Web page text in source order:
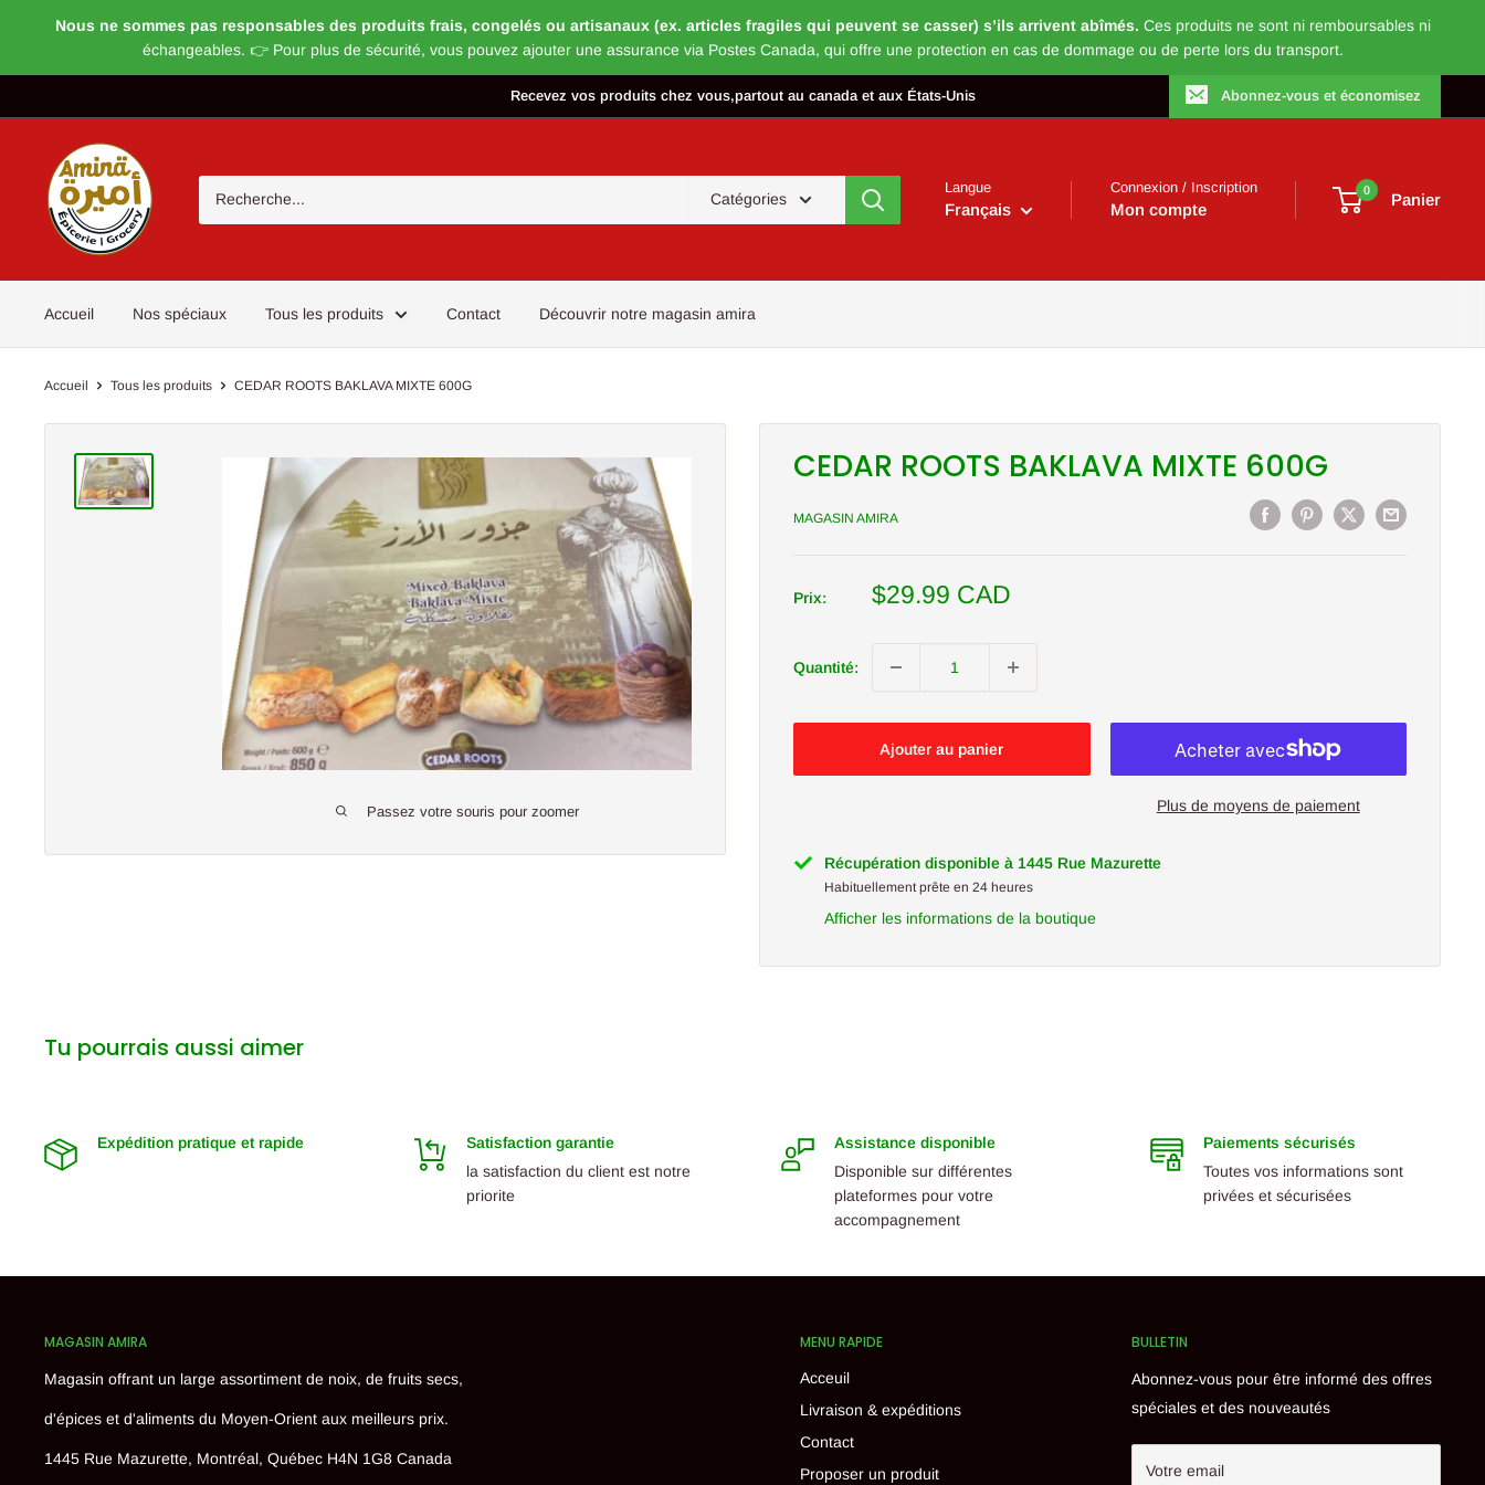
Nous ne sommes pas responsables des produits frais, congelés ou artisanaux (ex. articles fragiles qui peuvent se casser) s’ils arrivent abîmés. Ces produits ne sont ni remboursables ni
échangeables. 👉 Pour plus de sécurité, vous pouvez ajouter une assurance via Postes Canada, qui offre une protection en cas de dommage ou de perte lors du transport.
au
Recevez vos produits chez vous,partout au canada et aux États-Unis Abonnez-vous et économisez
Magasin
Amira
Catégories
Langue
Français
Connexion / Inscription
Mon compte
0 Panier
Accueil Nos spéciaux Tous les produits Contact Découvrir notre magasin amira
Accueil Tous les produits CEDAR ROOTS BAKLAVA MIXTE 600G
Passez votre souris pour zoomer
CEDAR ROOTS BAKLAVA MIXTE 600G
MAGASIN AMIRA
Prix:
Prix
$29.99 CAD
Quantité:
Ajouter au panier
Plus de moyens de paiement
Récupération disponible à 1445 Rue Mazurette
Habituellement prête en 24 heures
Afficher les informations de la boutique
Tu pourrais aussi aimer
Expédition pratique et rapide
Satisfaction garantie
la satisfaction du client est notre
priorite
Assistance disponible
Disponible sur différentes
plateformes pour votre
accompagnement
Paiements sécurisés
Toutes vos informations sont
privées et sécurisées
MAGASIN AMIRA
Magasin offrant un large assortiment de noix, de fruits secs,
d'épices et d'aliments du Moyen-Orient aux meilleurs prix.
1445 Rue Mazurette, Montréal, Québec H4N 1G8 Canada
MENU RAPIDE
Acceuil
Livraison & expéditions
Contact
Proposer un produit
BULLETIN
Abonnez-vous pour être informé des offres
spéciales et des nouveautés
Votre email